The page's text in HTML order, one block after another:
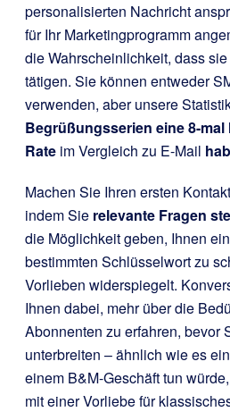
personalisierten Nachricht
für Ihr Marketingprogramm
die Wahrscheinlichkeit, dass
tätigen. Sie können entweder
verwenden, aber unsere
Begrüßungsserien eine8-mal
Rate im Vergleich zu E-Mail
Machen Sie Ihren ersten
indem Sie relevante Fragen
die Möglichkeit geben, Ihnen
bestimmten Schlüsselwort zu
Vorlieben widerspiegelt.
Ihnen dabei, mehr über die
Abonnenten zu erfahren, bevor
unterbreiten – ähnlich wie es
einem B&M-Geschäft tun
mit einer Vorliebe für